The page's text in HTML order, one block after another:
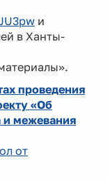
и
в Ханты-
проведения
«Об
и межевания
от